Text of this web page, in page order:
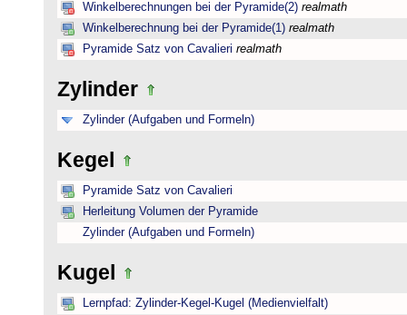
Winkelberechnungen bei der Pyramide(2) realmath
Winkelberechnung bei der Pyramide(1) realmath
Pyramide Satz von Cavalieri realmath
Zylinder
Zylinder (Aufgaben und Formeln)
Kegel
Pyramide Satz von Cavalieri
Herleitung Volumen der Pyramide
Zylinder (Aufgaben und Formeln)
Kugel
Lernpfad: Zylinder-Kegel-Kugel (Medienvielfalt)